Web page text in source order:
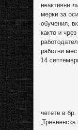
неактивни
мерки за
обучения,
както и
работни
14
четете в